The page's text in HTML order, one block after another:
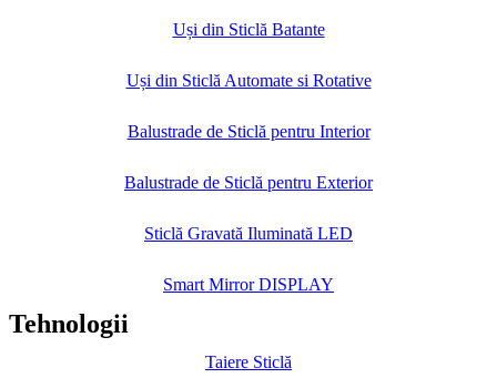
Uși din Sticlă Batante
Uși din Sticlă Automate si Rotative
Balustrade de Sticlă pentru Interior
Balustrade de Sticlă pentru Exterior
Sticlă Gravată Iluminată LED
Smart Mirror DISPLAY
Tehnologii
Taiere Sticlă